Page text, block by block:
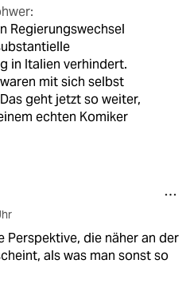
Regierungswechsel
in Italien verhindert.
mit sich selbst
geht jetzt so weiter,
echten Komiker
Perspektive, die näher an der
als was man sonst so